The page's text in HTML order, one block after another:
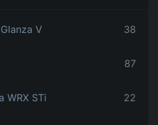
V
38
87
WRX STi
22